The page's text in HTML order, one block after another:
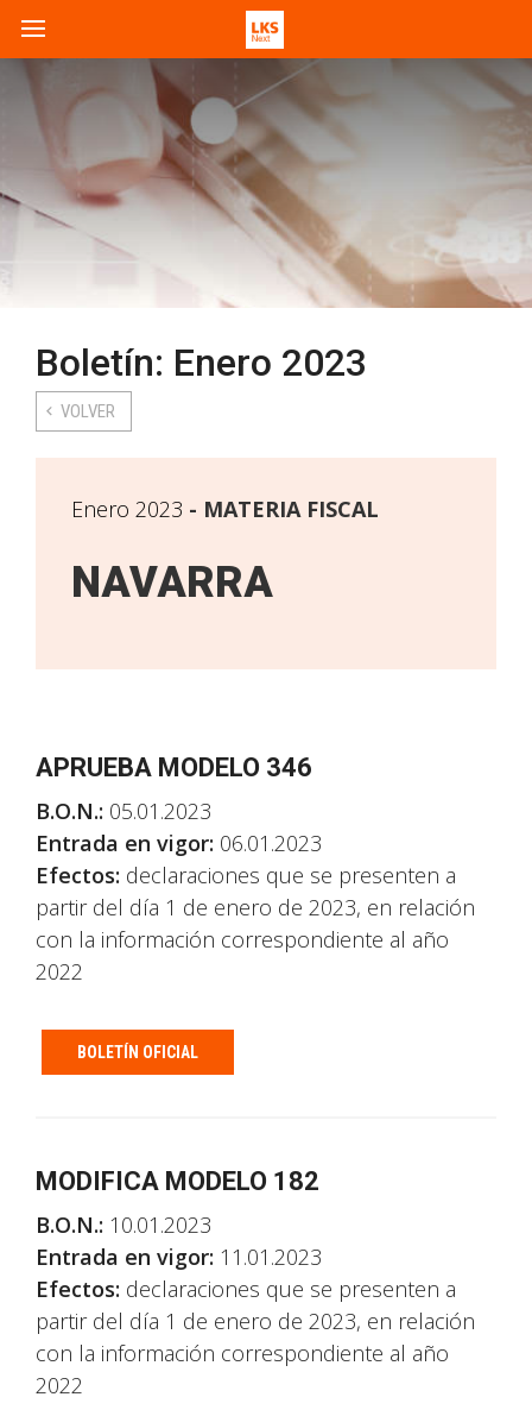
Boletín: Enero 2023
VOLVER
Enero 2023 MATERIA FISCAL
NAVARRA
APRUEBA MODELO 346
B.O.N.: 05.01.2023
Entrada en vigor: 06.01.2023
Efectos: declaraciones que se presenten a
partir del día 1 de enero de 2023, en relación
con la información correspondiente al año
2022
BOLETÍN OFICIAL
MODIFICA MODELO 182
B.O.N.: 10.01.2023
Entrada en vigor: 11.01.2023
Efectos: declaraciones que se presenten a
partir del día 1 de enero de 2023, en relación
con la información correspondiente al año
2022